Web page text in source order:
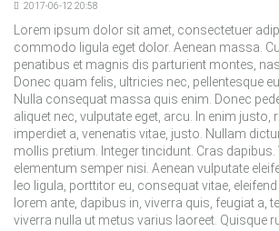
2017-06-12 20:58
Lorem ipsum dolor sit amet, consectetuer
commodo ligula eget dolor. Aenean massa.
penatibus et magnis dis parturient montes,
Donec quam felis, ultricies nec, pellentesque
Nulla consequat massa quis enim. Donec
aliquet nec, vulputate eget, arcu. In enim justo,
imperdiet a, venenatis vitae, justo. Nullam
mollis pretium. Integer tincidunt. Cras
elementum semper nisi. Aenean vulputate
leo ligula, porttitor eu, consequat vitae,
lorem ante, dapibus in, viverra quis, feugiat a,
viverra nulla ut metus varius laoreet. Quisque